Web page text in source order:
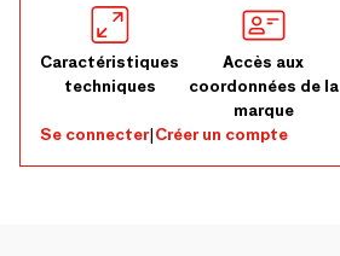
Caractéristiques
techniques
Accès aux
coordonnées de la
marque
Se connecter|Créer un compte